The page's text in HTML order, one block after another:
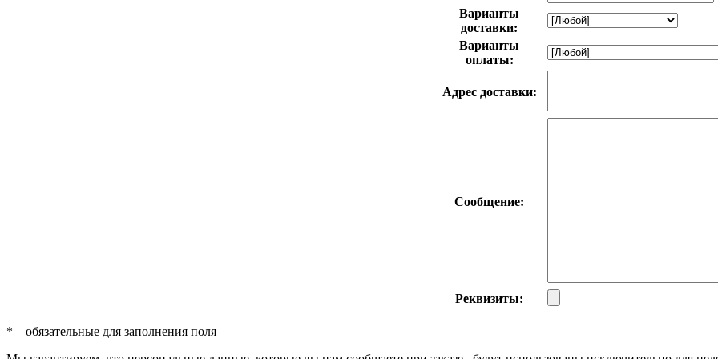
Варианты
доставки:
Варианты
оплаты:
Адрес доставки:
Сообщение:
Реквизиты:
* – обязательные для заполнения поля